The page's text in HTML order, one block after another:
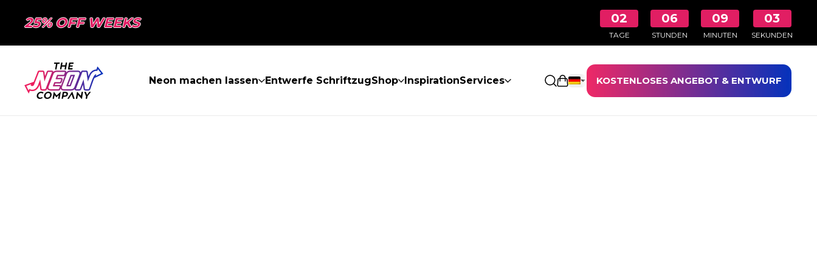
25% OFF WEEKS 02
TAGE
06
STUNDEN
09
MINUTEN
03
SEKUNDEN
Neon machen lassen Entwerfe SchriftzugShop InspirationServices Einkaufswagen öffnen
KOSTENLOSES ANGEBOT & ENTWURF